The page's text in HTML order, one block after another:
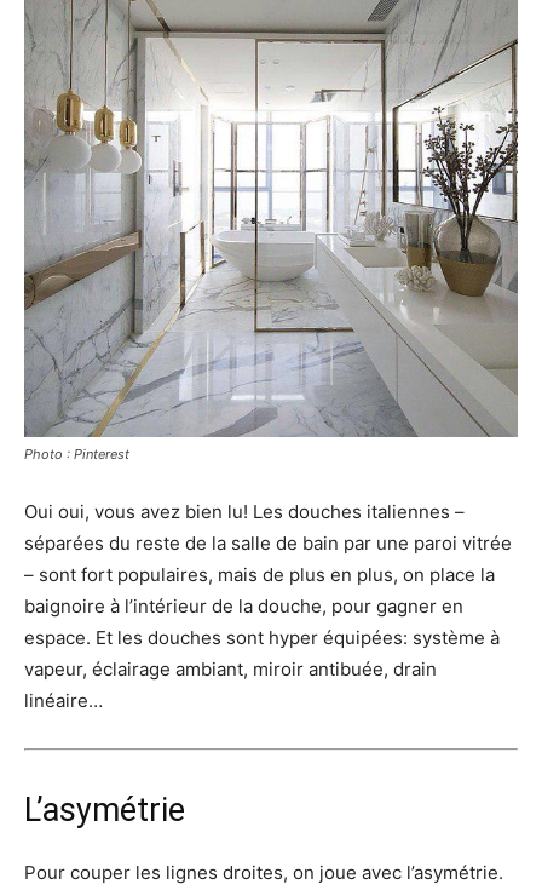
Photo : Pinterest
Oui oui, vous avez bien lu! Les douches italiennes –
séparées du reste de la salle de bain par une paroi vitrée
– sont fort populaires, mais de plus en plus, on place la
baignoire à l’intérieur de la douche, pour gagner en
espace. Et les douches sont hyper équipées: système à
vapeur, éclairage ambiant, miroir antibuée, drain
linéaire…
L’asymétrie
Pour couper les lignes droites, on joue avec l’asymétrie.